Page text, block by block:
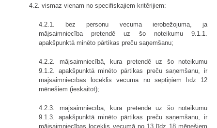
4.2. vismaz vienam no specifiskajiem kritērijiem:
4.2.1. bez personu vecuma ierobežojuma, ja
mājsaimniecība pretendē uz šo noteikumu 9.1.1.
apakšpunktā minēto pārtikas preču saņemšanu;
4.2.2. mājsaimniecībā, kura pretendē uz šo noteikumu
9.1.2. apakšpunktā minēto pārtikas preču saņemšanu, ir
mājsaimniecības loceklis vecumā no septiņiem līdz 12
mēnešiem (ieskaitot);
4.2.3. mājsaimniecībā, kura pretendē uz šo noteikumu
9.1.3. apakšpunktā minēto pārtikas preču saņemšanu, ir
mājsaimniecības loceklis vecumā no 13 līdz 18 mēnešiem